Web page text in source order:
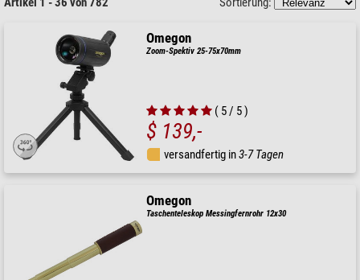
Omegon
Zoom-Spektiv 25-75x70mm
( 5 / 5 )
$ 139,-
versandfertig in3-7 Tagen
Omegon
Taschenteleskop Messingfernrohr 12x30